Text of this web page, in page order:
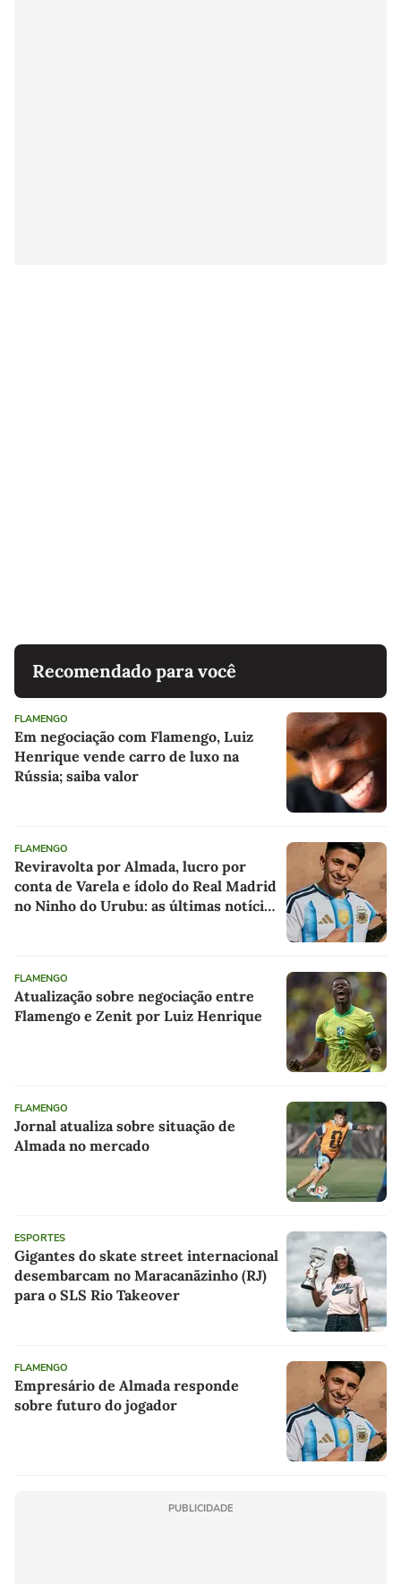
Recomendado para você
FLAMENGO
Em negociação com Flamengo, Luiz
Henrique vende carro de luxo na
Rússia; saiba valor
FLAMENGO
Reviravolta por Almada, lucro por
conta de Varela e ídolo do Real Madrid
no Ninho do Urubu: as últimas notícias
FLAMENGO
Atualização sobre negociação entre
Flamengo e Zenit por Luiz Henrique
FLAMENGO
Jornal atualiza sobre situação de
Almada no mercado
ESPORTES
Gigantes do skate street internacional
desembarcam no Maracanãzinho (RJ)
para o SLS Rio Takeover
FLAMENGO
Empresário de Almada responde
sobre futuro do jogador
PUBLICIDADE